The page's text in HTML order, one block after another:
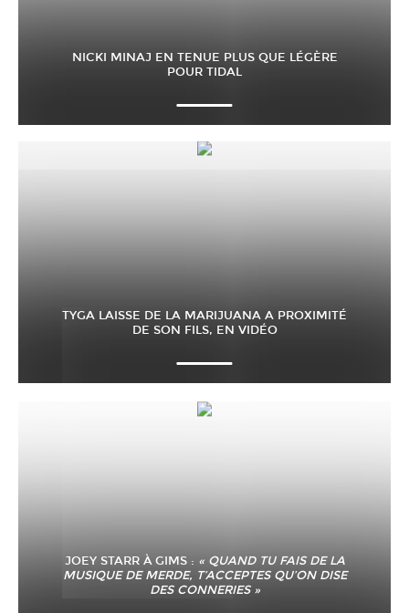
NICKI MINAJ EN TENUE PLUS QUE LÉGÈRE
POUR TIDAL
TYGA LAISSE DE LA MARIJUANA A PROXIMITÉ
DE SON FILS, EN VIDÉO
JOEY STARR À GIMS : « QUAND TU FAIS DE LA
MUSIQUE DE MERDE, T’ACCEPTES QU’ON DISE
DES CONNERIES »